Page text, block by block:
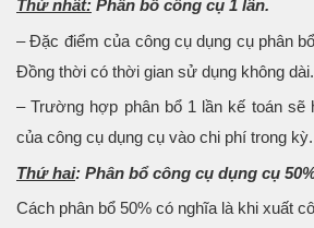
Thứ nhất: Phân bổ công cụ 1 lần.
– Đặc điểm của công cụ dụng cụ phân
Đồng thời có thời gian sử dụng không dài.
– Trường hợp phân bổ 1 lần kế toán sẽ
của công cụ dụng cụ vào chi phí trong kỳ.
Thứ hai: Phân bổ công cụ dụng cụ
Cách phân bổ 50% có nghĩa là khi xuất